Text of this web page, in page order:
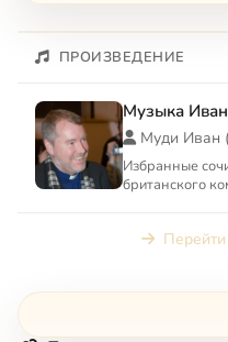
ПРОИЗВЕДЕНИЕ
Музыка
Муди Иван
Избранные
британского